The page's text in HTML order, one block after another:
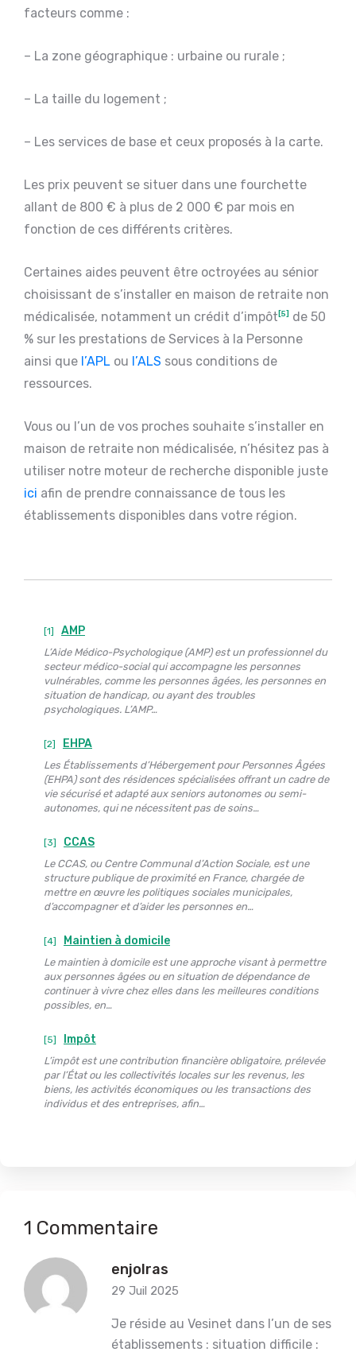
facteurs comme :
– La zone géographique : urbaine ou rurale ;
– La taille du logement ;
– Les services de base et ceux proposés à la carte.
Les prix peuvent se situer dans une fourchette
allant de 800 € à plus de 2 000 € par mois en
fonction de ces différents critères.
Certaines aides peuvent être octroyées au sénior
choisissant de s’installer en maison de retraite non
médicalisée, notamment un crédit d’impôt [5]
de 50
% sur les prestations de Services à la Personne
ainsi que l’APL ou l’ALS sous conditions de
ressources.
Vous ou l’un de vos proches souhaite s’installer en
maison de retraite non médicalisée, n’hésitez pas à
utiliser notre moteur de recherche disponible juste
ici afin de prendre connaissance de tous les
établissements disponibles dans votre région.
[1] AMP
L’Aide Médico-Psychologique (AMP) est un professionnel du
secteur médico-social qui accompagne les personnes
vulnérables, comme les personnes âgées, les personnes en
situation de handicap, ou ayant des troubles
psychologiques. L’AMP…
[2] EHPA
Les Établissements d’Hébergement pour Personnes Âgées
(EHPA) sont des résidences spécialisées offrant un cadre de
vie sécurisé et adapté aux seniors autonomes ou semi-
autonomes, qui ne nécessitent pas de soins…
[3] CCAS
Le CCAS, ou Centre Communal d’Action Sociale, est une
structure publique de proximité en France, chargée de
mettre en œuvre les politiques sociales municipales,
d’accompagner et d’aider les personnes en…
[4] Maintien à domicile
Le maintien à domicile est une approche visant à permettre
aux personnes âgées ou en situation de dépendance de
continuer à vivre chez elles dans les meilleures conditions
possibles, en…
[5] Impôt
L’impôt est une contribution financière obligatoire, prélevée
par l’État ou les collectivités locales sur les revenus, les
biens, les activités économiques ou les transactions des
individus et des entreprises, afin…
1 Commentaire
enjolras
29 Juil 2025
Je réside au Vesinet dans l’un de ses
établissements : situation difficile :